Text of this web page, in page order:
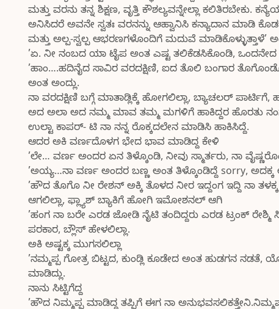
ಮತ್ತು ವರನು ತನ್ನ ಶಿಕ್ಷಣ, ವೃತ್ತಿ ಕೌಶಲ್ಯವನ್ನೇಲ್ಲಾ
ಅನಿಸಿದರೆ ಅವನೇ ಸ್ವತಃ ವರನನ್ನು ಆಹ್ವಾನಿಸಿ ಕನ್ಯಾದಾನ ಮಾಡಿ
ಮತ್ತು ಅಲ್ಪ-ಸ್ವಲ್ಪ ಆಭರಣಗಳೊಂದಿಗೆ ಮದುವೆ ಮಾಡಿಕೊಳ್ಳುತ್ತಾಳೆ’
’ಏ. ನೀ ನಂಬದ ಯಾ ಟೈಪ ಅಂತ ಎಷ್ಟ ತಲಿಕೆಡಸಿಕೊಂಡಿ,
’ಹಾಂ….ಹದಿನೈದ ಸಾವಿರ ವರದಕ್ಷಿಣಿ, ಐದ ತೊಲಿ ಬಂಗಾರ
ಅಂತ ಅಂದ್ಲು.
ನಾ ವರದಕ್ಷಿಣಿ ಬಗ್ಗೆ ಮಾತಾಡ್ಲಿಕ್ಕೆ ಹೋಗಲಿಲ್ಲಾ, ಬ್ಯಾಚಲರ್ ಪಾರ್ಟಿಗೆ,
ಅದ ಅಲಾ ಅದ ನಮ್ಮ ಮಾವ ತಮ್ಮ ಮಗಳಿಗೆ ಹಾಕಿದ್ದರ ಹೊರತು
ಉಲ್ಟಾ ಕಾಪರ್- ಟಿ ನಾ ನನ್ನ ರೊಕ್ಕದಲೇನ ಮಾಡಿಸಿ ಹಾಕಿಸಿದ್ದೆ.
ಆದರ ಅಕಿ ವರ್ಣದೊಳಗ ಭೇದ ಭಾವ ಮಾಡಿದ್ದ ಕೇಳಿ
’ಲೇ… ವರ್ಣ ಅಂದರ ಏನ ತಿಳ್ಕೊಂಡಿ, ನೀವು ಸ್ಮಾರ್ತರು, ನಾ
’ಅಯ್ಯ…ನಾ ವರ್ಣ ಅಂದರ ಬಣ್ಣ ಅಂತ ತಿಳ್ಕೊಂಡಿದ್ದೆ sorry, ಅದಕ್ಕ
’ಹೌದ ತೊಗೊ ನೀ ರೇಶನ್ ಅಕ್ಕಿ ತೊಳದ ನೀರ ಇದ್ದಂಗ ಇದ್ದಿ ನಾ
ಆಗಲಿಲ್ಲಾ, ಫ್ಲ್ಯಾಶ್ ಬ್ಯಾಕಿಗೆ ಹೋಗಿ ಇಮೋಶನಲ್ ಆಗಿ
’ಹಂಗ ನಾ ಬರೇ ಎರಡ ಜೋಡಿ ನೈಟಿ ತಂದಿದ್ದರು ಎರಡ ಟ್ರಂಕ್
ಪರಕಾರ, ಬ್ಲೌಸ್ ಹೇಳಲಿಲ್ಲಾ.
ಅಕಿ ಅಷ್ಟಕ್ಕ ಮುಗಸಲಿಲ್ಲಾ
’ನಮ್ಮಪ್ಪ ಗೋತ್ರ ಬಿಟ್ಟದ, ಕುಂಡ್ಲಿ ಕೂಡೇದ ಅಂತ ಹುಡಗನ ನಡತೆ,
ಮಾಡಿದ್ಲು.
ನಾನು ಸಿಟ್ಟಿಗೆದ್ದ
’ಹೌದ ನಿಮ್ಮಪ್ಪ ಮಾಡಿದ್ದ ತಪ್ಪಿಗೆ ಈಗ ನಾ